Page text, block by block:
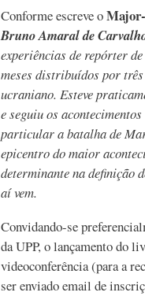
Conforme escreve o
Bruno Amaral de
experiências de repórter
meses distribuídos por
ucraniano. Esteve
e seguiu os
particular a batalha de
epicentro do maior
determinante na definição
aí vem.
Convidando-se
da UPP, o lançamento do
videoconferência (para a
ser enviado email de